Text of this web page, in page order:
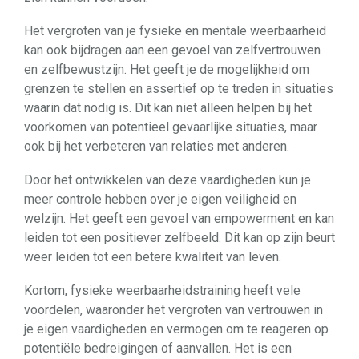
Het vergroten van je fysieke en mentale weerbaarheid
kan ook bijdragen aan een gevoel van zelfvertrouwen
en zelfbewustzijn. Het geeft je de mogelijkheid om
grenzen te stellen en assertief op te treden in situaties
waarin dat nodig is. Dit kan niet alleen helpen bij het
voorkomen van potentieel gevaarlijke situaties, maar
ook bij het verbeteren van relaties met anderen.
Door het ontwikkelen van deze vaardigheden kun je
meer controle hebben over je eigen veiligheid en
welzijn. Het geeft een gevoel van empowerment en kan
leiden tot een positiever zelfbeeld. Dit kan op zijn beurt
weer leiden tot een betere kwaliteit van leven.
Kortom, fysieke weerbaarheidstraining heeft vele
voordelen, waaronder het vergroten van vertrouwen in
je eigen vaardigheden en vermogen om te reageren op
potentiële bedreigingen of aanvallen. Het is een